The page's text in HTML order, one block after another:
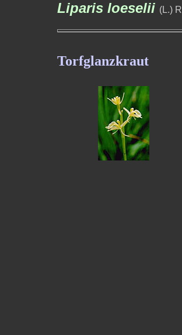
Liparis loeselii (L.) R
Torfglanzkraut